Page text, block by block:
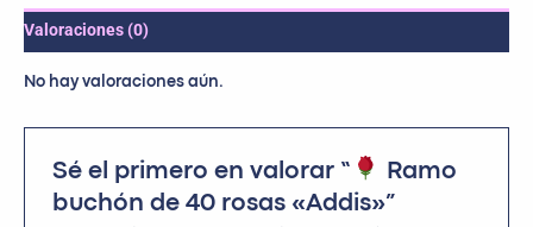
Valoraciones (0)
No hay valoraciones aún.
Sé el primero en valorar “
Ramo
buchón de 40 rosas «Addis»”